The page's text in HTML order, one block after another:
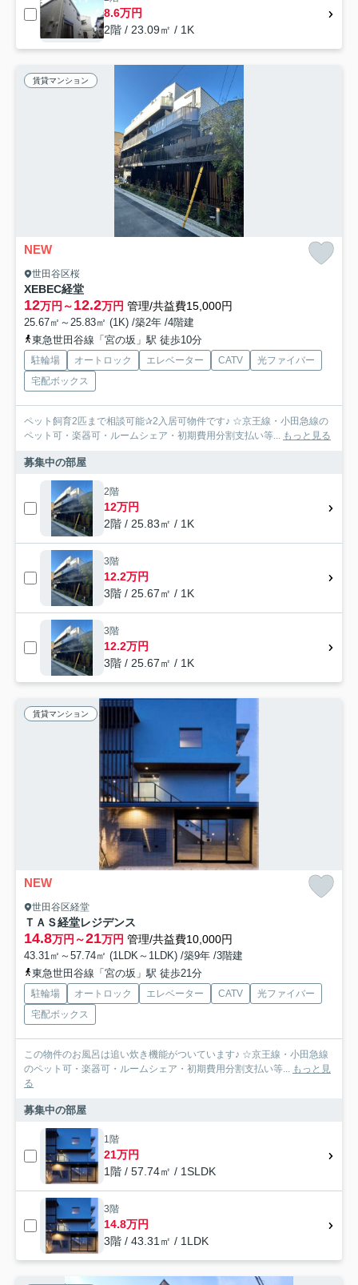
8.6万円
2階 / 23.09㎡ / 1K
賃貸マンション
NEW
世田谷区桜
XEBEC経堂
12万円～12.2万円 管理/共益費15,000円
25.67㎡～25.83㎡ (1K) /築2年 /4階建
東急世田谷線「宮の坂」駅 徒歩10分
駐輪場 オートロック エレベーター CATV
光ファイバー
宅配ボックス
ペット飼育2匹まで相談可能✰2入居可物件です♪ ☆京王線・小田急線の
ペット可・楽器可・ルームシェア・初期費用分割支払い等... もっと見る
募集中の部屋
2階
12万円
2階 / 25.83㎡ / 1K
3階
12.2万円
3階 / 25.67㎡ / 1K
3階
12.2万円
3階 / 25.67㎡ / 1K
賃貸マンション
NEW
世田谷区経堂
ＴＡＳ経堂レジデンス
14.8万円～21万円 管理/共益費10,000円
43.31㎡～57.74㎡ (1LDK～1LDK) /築9年 /3階建
東急世田谷線「宮の坂」駅 徒歩21分
駐輪場 オートロック エレベーター CATV
光ファイバー
宅配ボックス
この物件のお風呂は追い炊き機能がついています♪ ☆京王線・小田急線
のペット可・楽器可・ルームシェア・初期費用分割支払い等... もっと見
る
募集中の部屋
1階
21万円
1階 / 57.74㎡ / 1SLDK
3階
14.8万円
3階 / 43.31㎡ / 1LDK